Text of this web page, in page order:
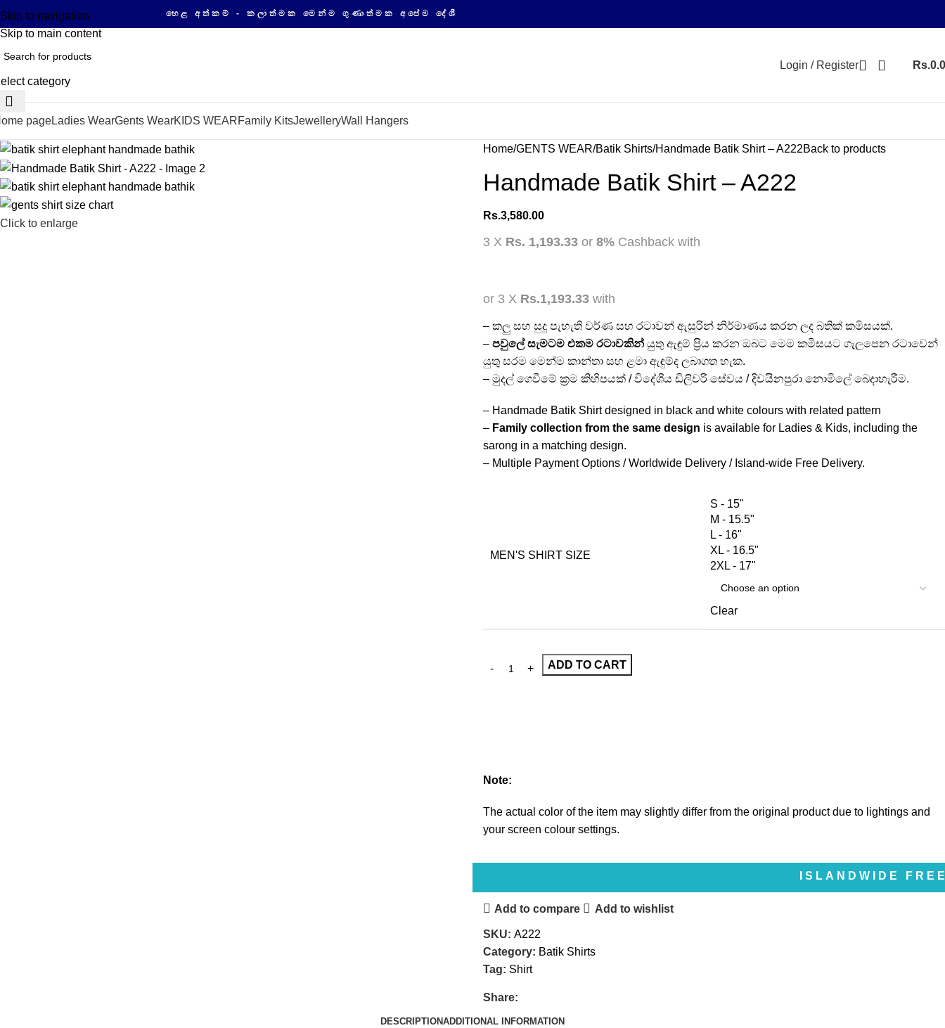
Skip to navigation
Skip to main content
හෙළ අත්කම් - කලාත්මක මෙන්ම ගුණාත්මක අපේම දේශීය නිෂ්පාදනවල සයිබර් ආගමනය
category
Login / Register Rs.
pageLadies WearGents WearKIDS WEARFamily KitsJewelleryWall Hangers
Click to enlarge
Home GENTS WEAR Batik Shirts Handmade Batik Shirt – A222Back to products
Handmade Batik Shirt – A222
Rs.3,580.00
3 X Rs. 1,193.33 or 8% Cashback with
or 3 X Rs.1,193.33 with
– කලු සහ සුදු පැහැති වර්ණ සහ රටාවන් ඇසුරින් නිර්මාණය කරන ලද බතික් කමිසයක්.
– පවුලේ සැමටම එකම රටාවකින් යුතු ඇඳුම් ප්‍රිය කරන ඔබට මෙම කමිසයට ගැලපෙන රටාවෙන්
යුතු සරම මෙන්ම කාන්තා සහ ළමා ඇඳුම්ද ලබාගත හැක.
– මුදල් ගෙවීමේ ක්‍රම කිහිපයක් / විදේශීය ඩිලිවරි සේවය / දිවයිනපුරා නොමිලේ බෙදාහැරීම.
– Handmade Batik Shirt designed in black and white colours with related pattern
– Family collection from the same design is available for Ladies & Kids, including the
sarong in a matching design.
– Multiple Payment Options / Worldwide Delivery / Island-wide Free Delivery.
MEN'S SHIRT SIZE
S - 15"
M - 15.5"
L - 16"
XL - 16.5"
2XL - 17"
Clear
ADD TO CART
Note:
The actual color of the item may slightly differ from the original product due to lightings and
your screen colour settings.
ISLANDWIDE FREE
Add to compare Add to wishlist
SKU: A222
Category: Batik Shirts
Tag: Shirt
Share:
DESCRIPTIONADDITIONAL INFORMATION